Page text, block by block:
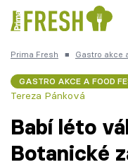
Česká kuchyně
Prima Fresh ■ Gastro akce
GASTRO AKCE A FOOD
Tereza Pánková
Babí léto
Botanické